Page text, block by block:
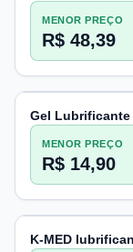
MENOR PREÇO
R$ 48,39
Gel Lubrificante
MENOR PREÇO
R$ 14,90
K-MED